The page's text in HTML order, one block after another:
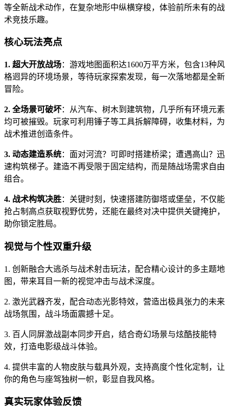
等全新战术动作，在复杂地形中纵横穿梭，体验前所未有的战
术竞技乐趣。
核心玩法亮点
1. 超大开放战场：游戏地图面积达1600万平方米，包含13种风
格迥异的环境场景，等待玩家探索发现，每一次落地都是全新
冒险。
2. 全场景可破坏：从汽车、树木到建筑物，几乎所有环境元素
均可被摧毁。玩家可利用锤子等工具拆解障碍，收集材料，为
战术推进创造条件。
3. 动态建造系统：面对河流？可即时搭建桥梁；遭遇高山？迅
速构筑梯子。建造不再受限于固定结构，而是随战场需求自由
组合。
4. 战术构筑决胜：关键时刻，快速搭建防御塔或堡垒，不仅能
抢占制高点获取视野优势，还能在最终对决中提供关键掩护，
助你锁定胜局。
视觉与个性双重升级
1. 创新融合大逃杀与战术射击玩法，配合精心设计的多主题地
图，带来耳目一新的视觉冲击与战术深度。
2. 激光武器齐发，配合动态光影特效，营造出极具张力的未来
战场氛围，战斗场面震撼十足。
3. 百人同屏激战副本同步开启，结合奇幻场景与炫酷技能特
效，打造电影级战斗体验。
4. 提供丰富的人物皮肤与载具外观，支持高度个性化定制，让
你的角色与座驾独树一帜，彰显自我风格。
真实玩家体验反馈